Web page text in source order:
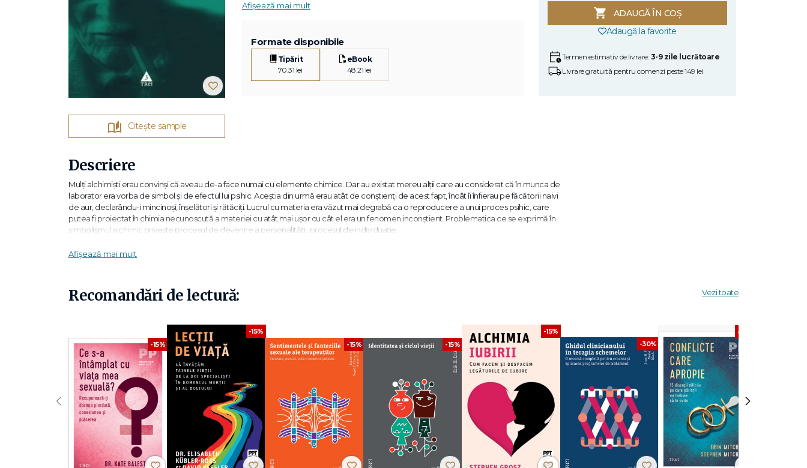
Citește sample
Afișează mai mult
Formate disponibile
Tipărit
70.31 lei
eBook
48.21 lei
ADAUGĂ ÎN COȘ
Adaugă la favorite
Termen estimativ de livrare: 3-9 zile lucrătoare
Livrare gratuită pentru comenzi peste 149 lei
Descriere
Mulţi alchimişti erau convinşi că aveau de-a face numai cu elemente chimice. Dar au existat mereu alţii care au considerat că în munca de
laborator era vorba de simbol şi de efectul lui psihic. Aceştia din urmă erau atât de conştienţi de acest fapt, încât îi înfierau pe făcătorii naivi
de aur, declarându-i mincinoşi, înşelători şi rătăciţi. Lucrul cu materia era văzut mai degrabă ca o reproducere a unui proces psihic, care
putea fi proiectat în chimia necunoscută a materiei cu atât mai uşor cu cât el era un fenomen inconştient. Problematica ce se exprimă în
simbolismul alchimic privește procesul de devenire a personalităţii, procesul de individuaţie.
şi astrologia încercau să împiedice ca puntea care duce spre sufletul inconştient să se năruie. Astfel, alchimia a oferit mereu ocazii pentru a
proiecta acele arhetipuri care nu puteau fi integrate fără fricţiuni în demersul creştin.
L-am întâlnit prima oară pe Jung în 1950 la Ascona. Aveam impresia că ascult un înţelept chinez sau un ţăran bătrân din Europa orientală,
înrădăcinat încă în Pământul-Mamă şi totuşi atât de aproape de Cer. (...) Interesul pentru alchimie, iată printre altele, un punct comun. Pentru
Jung, alchimia este un model al „individuației". Pentru mine, alchimistul înlocuieşte natura şi timpul ca să obţină piatra filosofală şi aurul —
echivalente ale nemuririi.
Mircea Eliade, "Încercarea labirintului"
CUPRINS
Prefața editorilor
Prefață
Prefață la cea de‑a doua ediţie
Afișează mai mult
Recomandări de lectură: Vezi toate
-15%
-15%
-15% -15%
-15%
-30%
-30%
‹ ›